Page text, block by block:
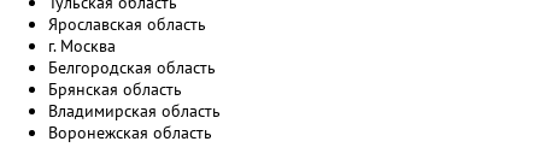
Ярославская область
г. Москва
Белгородская область
Брянская область
Владимирская область
Воронежская область